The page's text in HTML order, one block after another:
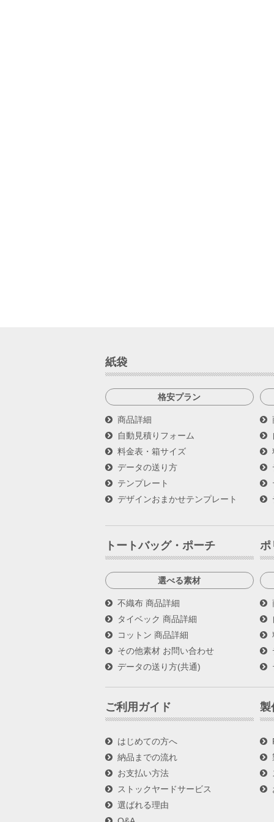
紙袋
格安プラン
商品詳細
自動見積りフォーム
料金表・箱サイズ
データの送り方
テンプレート
デザインおまかせテンプレート
トートバッグ・ポーチ
選べる素材
不織布 商品詳細
タイベック 商品詳細
コットン 商品詳細
その他素材 お問い合わせ
データの送り方(共通)
ポ
ご利用ガイド
はじめての方へ
納品までの流れ
お支払い方法
ストックヤードサービス
選ばれる理由
製